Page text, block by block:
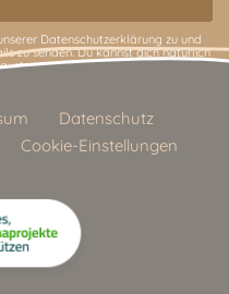
Datenschutzerklärung zu und
zu senden. Du kannst dich natürlich
Datenschutz
Cookie-Einstellungen